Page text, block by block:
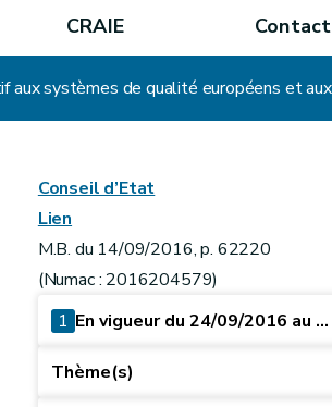
CRAIE Contact
Conseil d’Etat
Lien
M.B. du 14/09/2016, p. 62220
(Numac : 2016204579)
1 En vigueur du 24/09/2016 au ...
Thème(s)